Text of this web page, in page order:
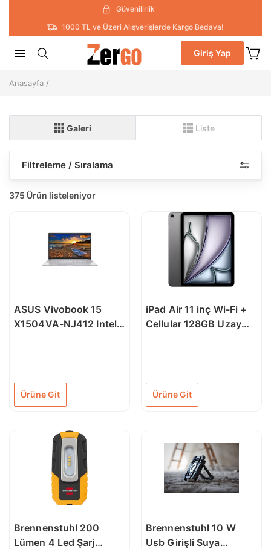
Güvenilirlik
1000 TL ve Üzeri Alışverişlerde Kargo Bedava!
Giriş Yap
Anasayfa /
Galeri Liste
Filtreleme / Sıralama
375 Ürün listeleniyor
ASUS Vivobook 15
X1504VA-NJ412 Intel
Ürüne Git
iPad Air 11 inç Wi-Fi +
Cellular 128GB Uzay
Ürüne Git
Brennenstuhl 200
Lümen 4 Led Şarj
Brennenstuhl 10 W
Usb Girişli Suya